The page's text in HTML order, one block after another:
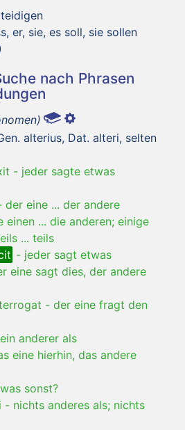
er, sie, es soll, sie sollen
nach Phrasen
alterius, Dat. alteri, selten
- jeder sagte etwas
der eine ... der andere
einen ... die anderen; einige
... teils
- jeder sagt etwas
eine sagt dies, der andere
- der eine fragt den
ein anderer als
eine hierhin, das andere
was sonst?
- nichts anderes als; nichts